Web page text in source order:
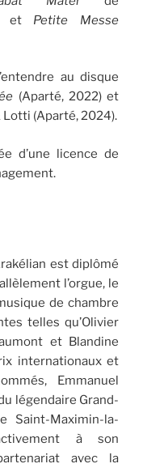
et Petite Messe
au disque
(Aparté, 2022) et
Lotti (Aparté, 2024).
d’une licence de
est diplômé
l’orgue, le
de chambre
telles qu’Olivier
et Blandine
internationaux et
Emmanuel
légendaire Grand-
Saint-Maximin-la-
à son
avec la